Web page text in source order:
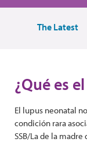
The Latest
¿Qué es
El lupus neonatal
condición rara
SSB/La de la